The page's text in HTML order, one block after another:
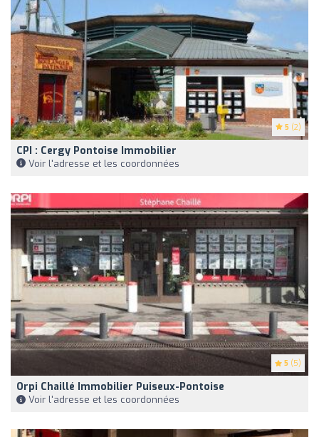
5 (2)
CPI : Cergy Pontoise Immobilier
Voir l'adresse et les coordonnées
5 (5)
Orpi Chaillé Immobilier Puiseux-Pontoise
Voir l'adresse et les coordonnées